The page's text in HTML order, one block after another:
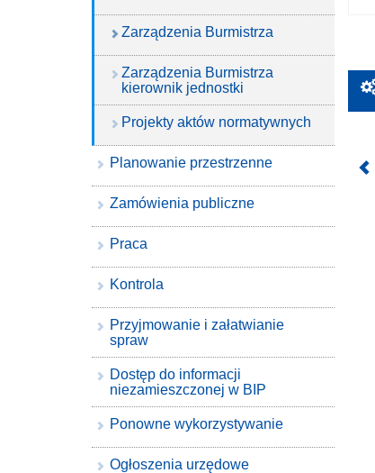
Zarządzenia Burmistrza
Zarządzenia Burmistrza
kierownik jednostki
Projekty aktów normatywnych
Planowanie przestrzenne
Zamówienia publiczne
Praca
Kontrola
Przyjmowanie i załatwianie
spraw
Dostęp do informacji
niezamieszczonej w BIP
Ponowne wykorzystywanie
Ogłoszenia urzędowe